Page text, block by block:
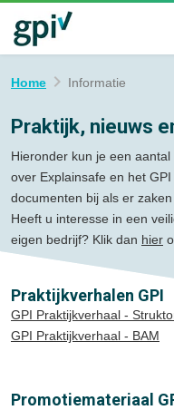
Home Informatie
Praktijk, nieuws
Hieronder kun je een
over Explainsafe en het
documenten bij als er zaken
Heeft u interesse in een
eigen bedrijf? Klik dan hier
Praktijkverhalen GPI
GPI Praktijkverhaal -
GPI Praktijkverhaal - BAM
Promotiemateriaal